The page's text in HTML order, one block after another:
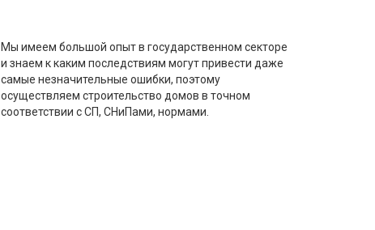
Мы имеем большой опыт в государственном секторе
и знаем к каким последствиям могут привести даже
самые незначительные ошибки, поэтому
осуществляем строительство домов в точном
соответствии с СП, СНиПами, нормами.